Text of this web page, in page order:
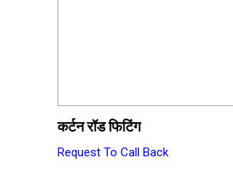
कर्टन रॉड फिटिंग
Request To Call Back